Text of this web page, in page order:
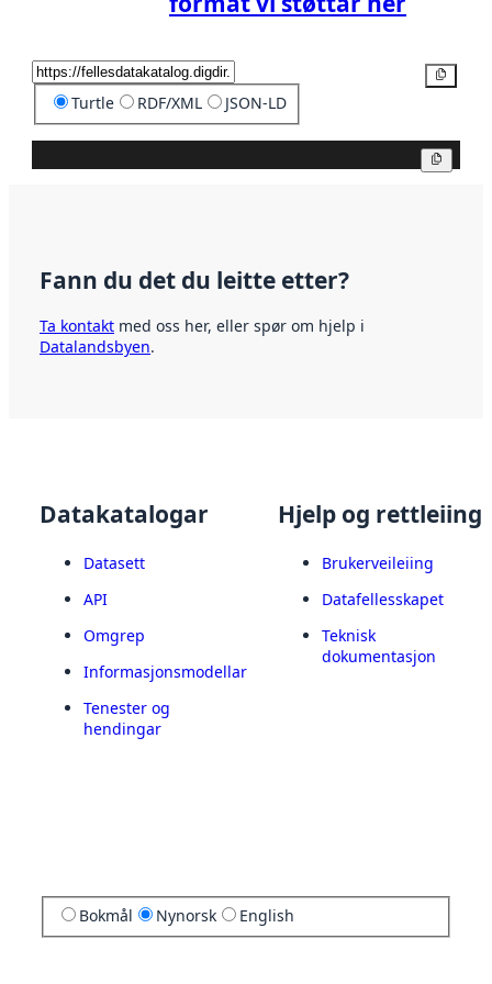
Turtle RDF/XML JSON-LD
Fann du det du leitte etter?
Ta kontakt med oss her, eller spør om hjelp i
Datalandsbyen.
Datakatalogar
Datasett
API
Omgrep
Informasjonsmodellar
Tenester og
hendingar
Hjelp og rettleiing
Brukerveileiing
Datafellesskapet
Teknisk
dokumentasjon
Bokmål Nynorsk English